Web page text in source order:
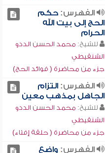
الفهرس:حكم
الحج إلى بيت الله
الحرام
للشيخ: محمد الحسن الددو
الشنقيطي
جزء من محاضرة ( فوائد الحج)
الفهرس:التزام
الجاهل بمذهب معين
للشيخ: محمد الحسن الددو
الشنقيطي
جزء من محاضرة ( حلقة إفتاء)
الفهرس: واضع